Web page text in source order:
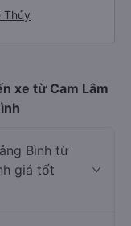
Thủy
xe từ Cam Lâm
Bình từ
giá tốt